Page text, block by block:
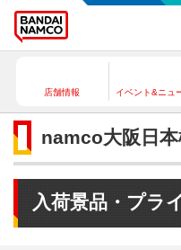
店舗情報 イベント&ニュ
namco大阪日
入荷景品・プラ